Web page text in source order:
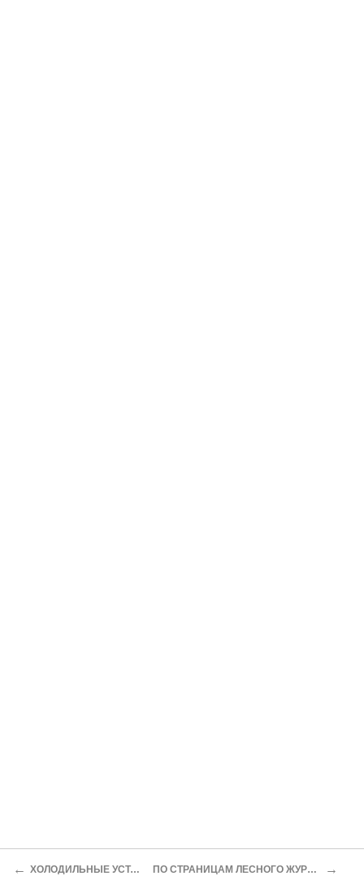
← ХОЛОДИЛЬНЫЕ УСТАНОВКИ ПО СТРАНИЦАМ ЛЕСНОГО ЖУРНАЛА МОД →